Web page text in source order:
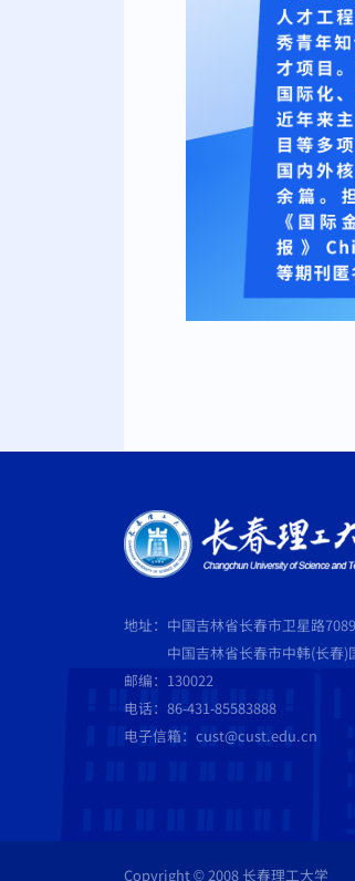
地址：中国吉林省长春市卫星路
中国吉林省长春市中韩(长春)国
邮编：130022
电话：86-431-85583888
电子信箱：cust@cust.edu.cn
Copyright © 2008 长春理工大学